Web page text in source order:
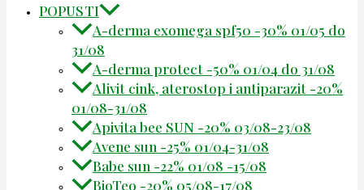
POPUSTI
A-derma exomega spf50 -30% 01/05 do
31/08
A-derma protect -50% 01/04 do 31/08
Alivit cink, aterostop i antiparazit -20%
01/08-31/08
Apivita bee SUN -20% 03/08-23/08
Avene sun -25% 01/04-31/08
Babe sun -22% 01/08 -15/08
BioTeo -20% 05/08-17/08